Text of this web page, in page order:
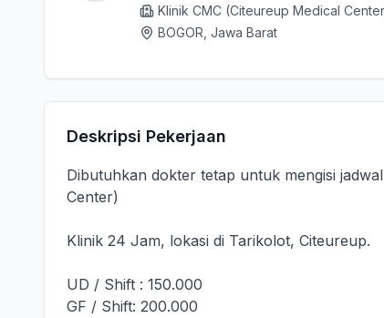
Klinik CMC (Citeureup Medical
BOGOR, Jawa Barat
Deskripsi Pekerjaan
Dibutuhkan dokter tetap untuk mengisi
Center)
Klinik 24 Jam, lokasi di Tarikolot, Citeureup.
UD / Shift : 150.000
GF / Shift: 200.000